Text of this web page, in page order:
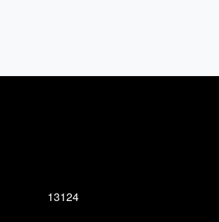
13124